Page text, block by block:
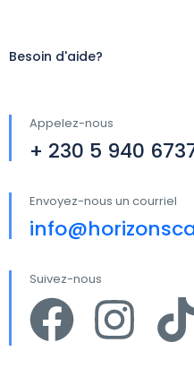
Besoin d'aide?
Appelez-nous
+ 230 5 940
Envoyez-nous un courriel
Suivez-nous